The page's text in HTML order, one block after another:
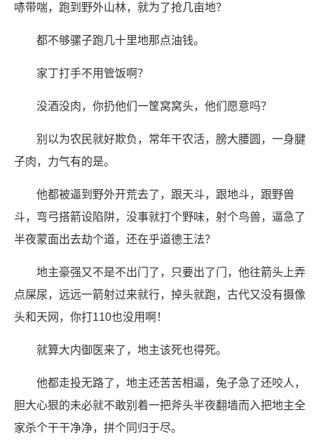
哧带喘，跑到野外山林，就为了抢几亩地？
都不够骡子跑几十里地那点油钱。
家丁打手不用管饭啊？
没酒没肉，你扔他们一筐窝窝头，他们愿意吗？
别以为农民就好欺负，常年干农活，膀大腰圆，一身腱
子肉，力气有的是。
他都被逼到野外开荒去了，跟天斗，跟地斗，跟野兽
斗，弯弓搭箭设陷阱，没事就打个野味，射个鸟兽，逼急了
半夜蒙面出去劫个道，还在乎道德王法？
地主豪强又不是不出门了，只要出了门，他往箭头上弄
点屎尿，远远一箭射过来就行，掉头就跑，古代又没有摄像
头和天网，你打110也没用啊！
就算大内御医来了，地主该死也得死。
他都走投无路了，地主还苦苦相逼，兔子急了还咬人，
胆大心狠的未必就不敢别着一把斧头半夜翻墙而入把地主全
家杀个干干净净，拼个同归于尽。